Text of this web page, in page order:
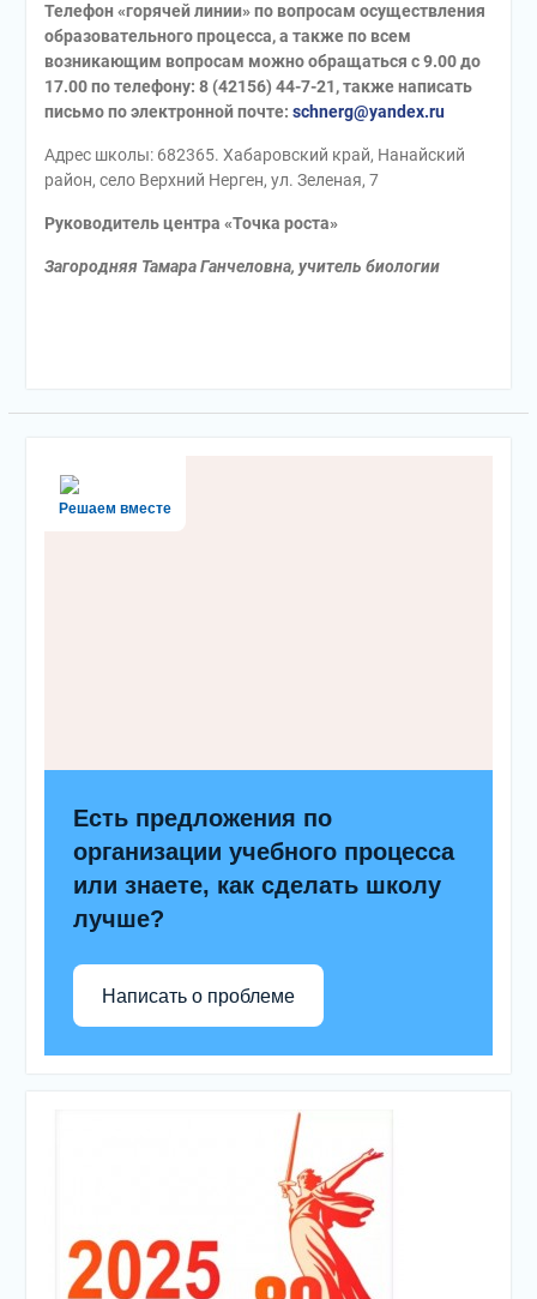
Телефон «горячей линии» по вопросам осуществления
образовательного процесса, а также по всем
возникающим вопросам можно обращаться с 9.00 до
17.00 по телефону: 8 (42156) 44-7-21, также написать
письмо по электронной почте: schnerg@yandex.ru
Адрес школы: 682365. Хабаровский край, Нанайский
район, село Верхний Нерген, ул. Зеленая, 7
Руководитель центра «Точка роста»
Загородняя Тамара Ганчеловна, учитель биологии
Решаем вместе
Есть предложения по
организации учебного процесса
или знаете, как сделать школу
лучше?
Написать о проблеме